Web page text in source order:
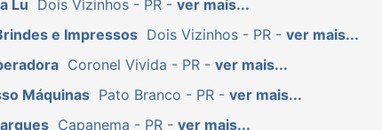
Lu Dois Vizinhos - PR - ver mais...
e Impressos Dois Vizinhos - PR - ver mais...
Coronel Vivida - PR - ver mais...
Máquinas Pato Branco - PR - ver mais...
Capanema - PR - ver mais...